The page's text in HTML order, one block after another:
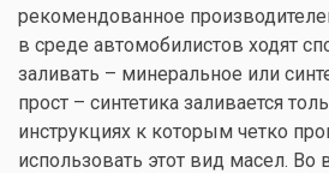
рекомендованное
в среде автомобилистов ходят
заливать – минеральное или
прост – синтетика заливается
инструкциях к которым четко
использовать этот вид масел. Во